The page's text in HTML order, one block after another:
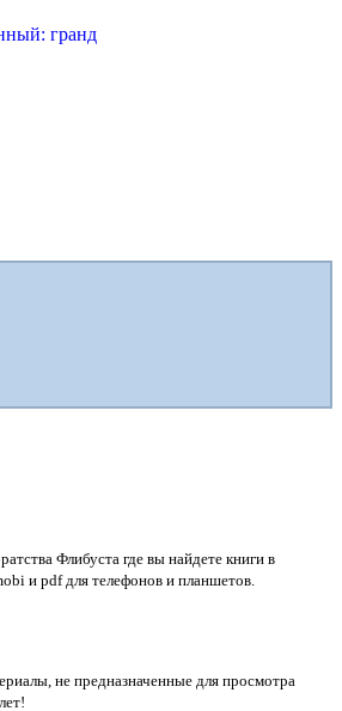
гранд
Флибуста где вы найдете книги в
и pdf для телефонов и планшетов.
не предназначенные для просмотра